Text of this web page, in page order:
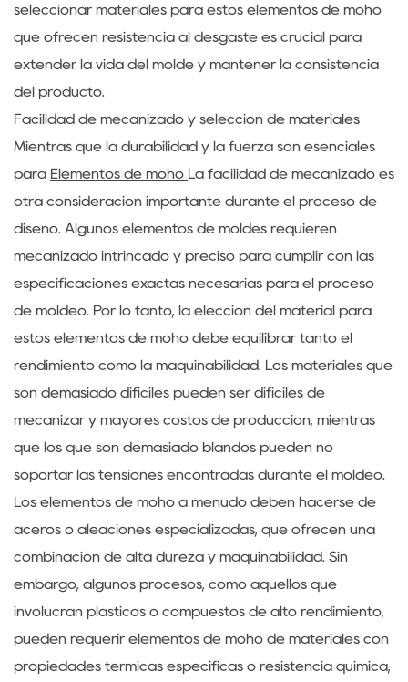
seleccionar materiales para estos elementos de moho
que ofrecen resistencia al desgaste es crucial para
extender la vida del molde y mantener la consistencia
del producto.
Facilidad de mecanizado y selección de materiales
Mientras que la durabilidad y la fuerza son esenciales
para Elementos de moho La facilidad de mecanizado es
otra consideración importante durante el proceso de
diseño. Algunos elementos de moldes requieren
mecanizado intrincado y preciso para cumplir con las
especificaciones exactas necesarias para el proceso
de moldeo. Por lo tanto, la elección del material para
estos elementos de moho debe equilibrar tanto el
rendimiento como la maquinabilidad. Los materiales que
son demasiado difíciles pueden ser difíciles de
mecanizar y mayores costos de producción, mientras
que los que son demasiado blandos pueden no
soportar las tensiones encontradas durante el moldeo.
Los elementos de moho a menudo deben hacerse de
aceros o aleaciones especializadas, que ofrecen una
combinación de alta dureza y maquinabilidad. Sin
embargo, algunos procesos, como aquellos que
involucran plásticos o compuestos de alto rendimiento,
pueden requerir elementos de moho de materiales con
propiedades térmicas específicas o resistencia química,